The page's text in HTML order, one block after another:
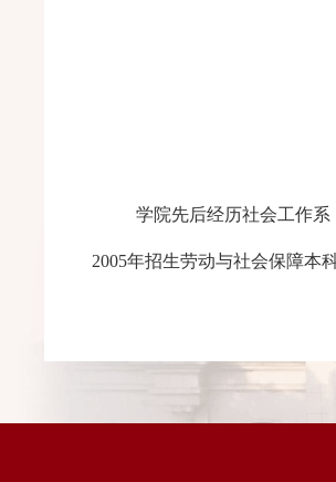
学院先后经历社会工作系
2005年招生劳动与社会保障本